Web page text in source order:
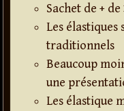
Sachet de +
Les élastiques
traditionnels
Beaucoup
une
Les élastique